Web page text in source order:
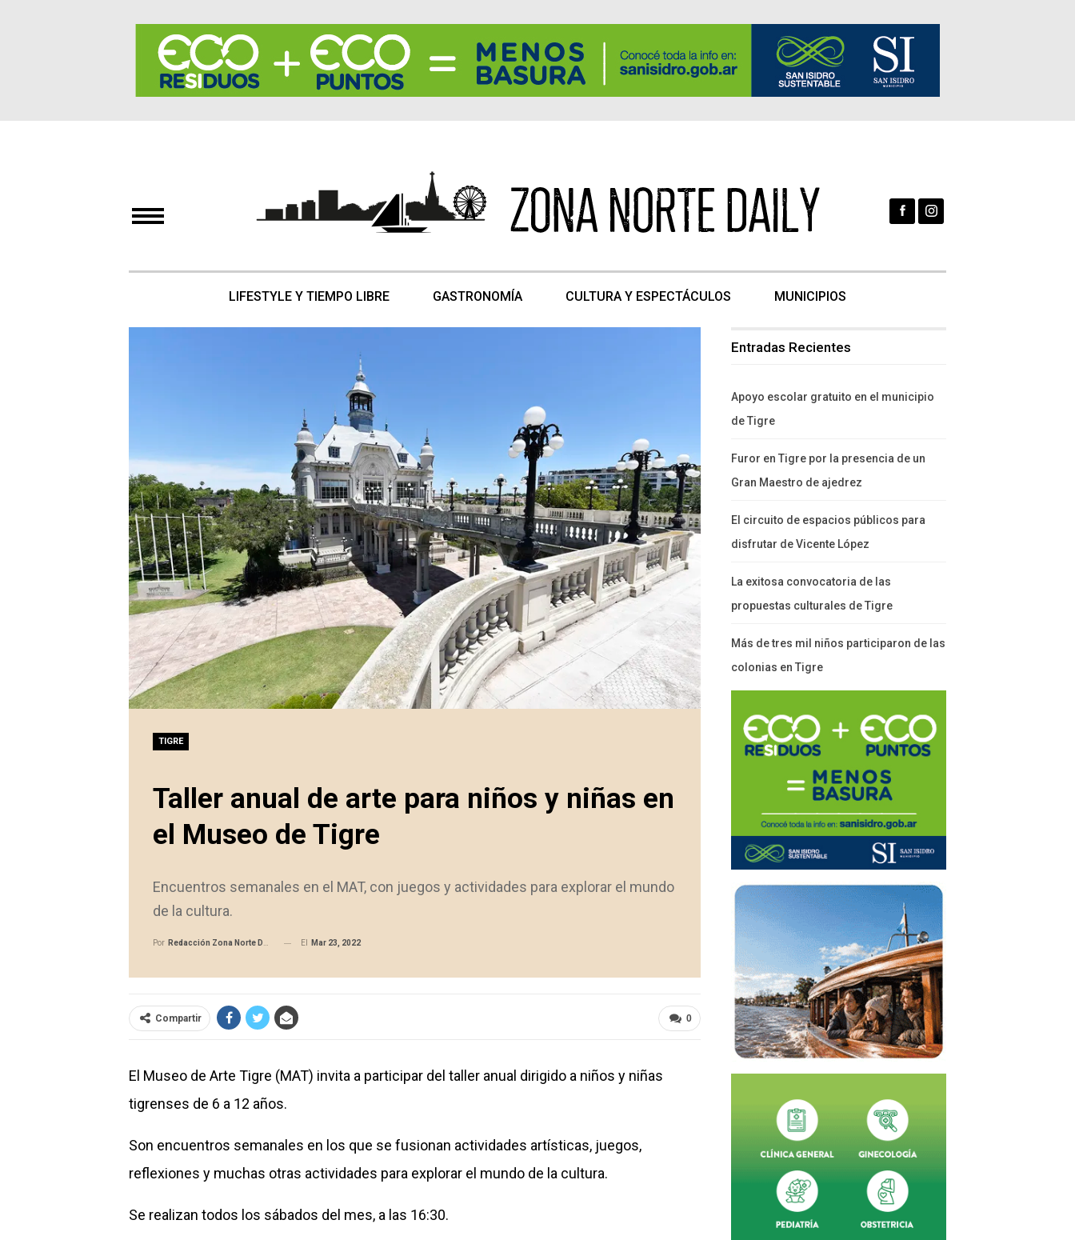
LIFESTYLE Y TIEMPO LIBRE GASTRONOMÍA CULTURA Y ESPECTÁCULOS MUNICIPIOS
TIGRE
Taller anual de arte para niños y niñas en
el Museo de Tigre
Encuentros semanales en el MAT, con juegos y actividades para explorar el mundo
de la cultura.
Por Redacción Zona Norte Daily El Mar 23, 2022
0
Compartir
El Museo de Arte Tigre (MAT) invita a participar del taller anual dirigido a niños y niñas
tigrenses de 6 a 12 años.
Son encuentros semanales en los que se fusionan actividades artísticas, juegos,
reflexiones y muchas otras actividades para explorar el mundo de la cultura.
Se realizan todos los sábados del mes, a las 16:30.
Entradas Recientes
Apoyo escolar gratuito en el municipio
de Tigre
Furor en Tigre por la presencia de un
Gran Maestro de ajedrez
El circuito de espacios públicos para
disfrutar de Vicente López
La exitosa convocatoria de las
propuestas culturales de Tigre
Más de tres mil niños participaron de las
colonias en Tigre